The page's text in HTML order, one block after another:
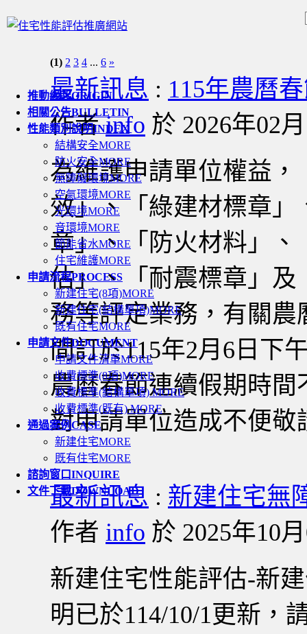
推動緣起ORIGIN
相關公告BULLETIN
性能類別說明INDEX
結構安全MORE
防火安全MORE
無障礙環境MORE
空氣環境MORE
光環境MORE
音環境MORE
節能省水MORE
住宅維護MORE
申請流程PROCESS
新建住宅(8項)MORE
新建住宅(結構單項)MORE
既有住宅MORE
申請文件DOCUMENT
申請文件清單MORE
收費標準(8項)MORE
收費標準(結構單項)MORE
收費標準(既有)MORE
通過案例CASE
新建住宅MORE
既有住宅MORE
諮詢窗口INQUIRE
文件下載DOWNLOAD
(1) 2 3 4 ... 6 »
最新訊息 : 115年農曆
作者info 於 2026年02
為維護申請單位權益
效」、「綠建材標章
章」、「防火材料」
估」、「耐震標章」
務等評定業務，有關
間訂於115年2月6日下
農曆春節連續假期時
對申請單位造成不便敬
最新訊息 : 新建住宅無
作者 info 於 2025年10
新建住宅性能評估-新
明已於114/10/1更新，